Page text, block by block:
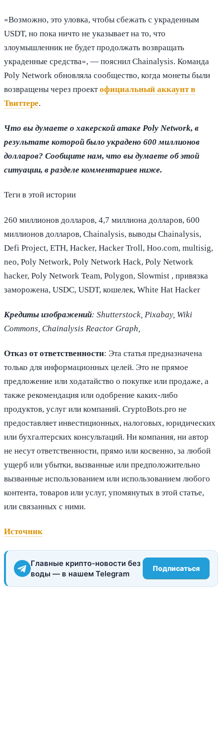
«Возможно, это уловка, чтобы сбежать с украденным
USDT, но пока ничто не указывает на то, что
злоумышленник не будет продолжать возвращать
украденные средства», — пояснил Chainalysis. Команда
Poly Network обновляла сообщество, когда монеты были
возвращены через проектофициальный аккаунт в
Твиттере.
Что вы думаете о хакерской атаке Poly Network, в
результате которой было украдено 600 миллионов
долларов? Сообщите нам, что вы думаете об этой
ситуации, в разделе комментариев ниже.
Теги в этой истории
260 миллионов долларов, 4,7 миллиона долларов, 600
миллионов долларов, Chainalysis, выводы Chainalysis,
Defi Project, ETH, Hacker, Hacker Troll, Hoo.com, multisig,
neo, Poly Network, Poly Network Hack, Poly Network
hacker, Poly Network Team, Polygon, Slowmist , привязка
заморожена, USDC, USDT, кошелек, White Hat Hacker
Кредиты изображений: Shutterstock, Pixabay, Wiki
Commons, Chainalysis Reactor Graph,
Отказ от ответственности: Эта статья предназначена
только для информационных целей. Это не прямое
предложение или ходатайство о покупке или продаже, а
также рекомендация или одобрение каких-либо
продуктов, услуг или компаний. CryptoBots.pro не
предоставляет инвестиционных, налоговых, юридических
или бухгалтерских консультаций. Ни компания, ни автор
не несут ответственности, прямо или косвенно, за любой
ущерб или убытки, вызванные или предположительно
вызванные использованием или использованием любого
контента, товаров или услуг, упомянутых в этой статье,
или связанных с ними.
Источник
Главные крипто-новости без
воды — в нашем Telegram
Подписаться